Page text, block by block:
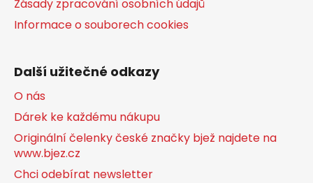
Zásady zpracování osobních údajů
Informace o souborech cookies
Další užitečné odkazy
O nás
Dárek ke každému nákupu
Originální čelenky české značky bjež najdete na
www.bjez.cz
Chci odebírat newsletter